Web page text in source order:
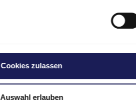
Cookies zulassen
Auswahl erlauben